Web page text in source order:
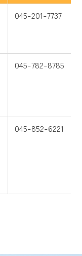
045-201-7737
045-782-8785
045-852-6221